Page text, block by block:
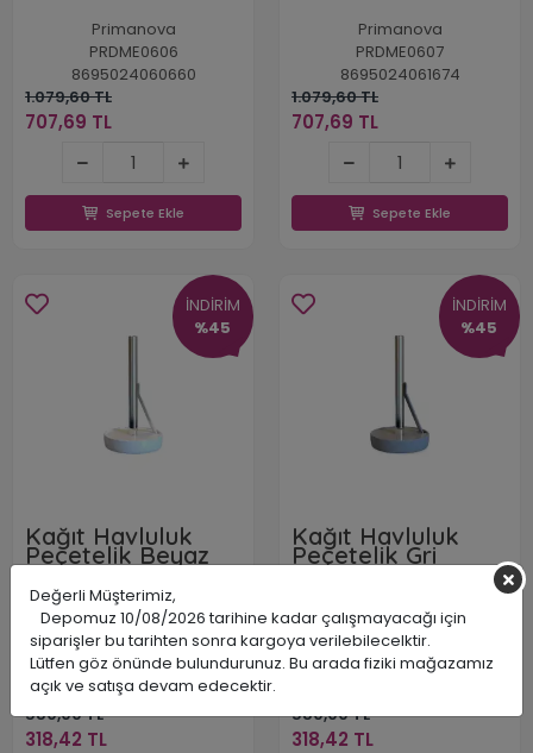
Primanova
PRDME0606
8695024060660
1.079,60 TL
707,69 TL
Sepete Ekle
Primanova
PRDME0607
8695024061674
1.079,60 TL
707,69 TL
Sepete Ekle
İNDİRİM
%45
Kağıt Havluluk
Peçetelik Beyaz
Primanova
PRDME6801
8695024066815
580,00 TL
318,42 TL
İNDİRİM
%45
Kağıt Havluluk
Peçetelik Gri
Primanova
PRDME6807
580,00 TL
318,42 TL
Değerli Müşterimiz,
Depomuz 10/08/2026 tarihine kadar çalışmayacağı için
siparişler bu tarihten sonra kargoya verilebilecelktir.
Lütfen göz önünde bulundurunuz. Bu arada fiziki mağazamız
açık ve satışa devam edecektir.